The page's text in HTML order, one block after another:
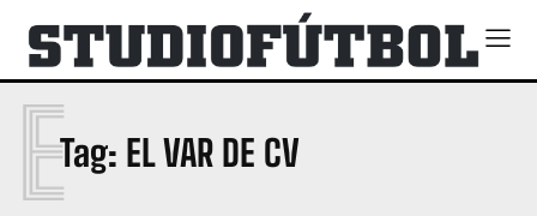
Tag: EL VAR DE CV
E